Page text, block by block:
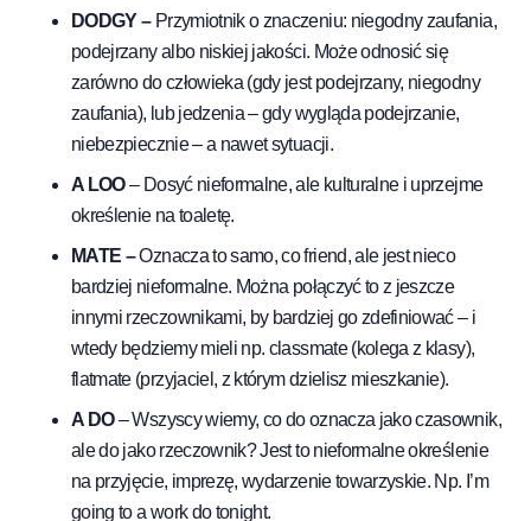
DODGY –Przymiotnik o znaczeniu: niegodny zaufania,
podejrzany albo niskiej jakości. Może odnosić się
zarówno do człowieka (gdy jest podejrzany, niegodny
zaufania), lub jedzenia – gdy wygląda podejrzanie,
niebezpiecznie – a nawet sytuacji.
A LOO– Dosyć nieformalne, ale kulturalne i uprzejme
określenie na toaletę.
MATE –Oznacza to samo, co friend, ale jest nieco
bardziej nieformalne. Można połączyć to z jeszcze
innymi rzeczownikami, by bardziej go zdefiniować – i
wtedy będziemy mieli np. classmate (kolega z klasy),
flatmate (przyjaciel, z którym dzielisz mieszkanie).
A DO– Wszyscy wiemy, co do oznacza jako czasownik,
ale do jako rzeczownik? Jest to nieformalne określenie
na przyjęcie, imprezę, wydarzenie towarzyskie. Np. I’m
going to a work do tonight.